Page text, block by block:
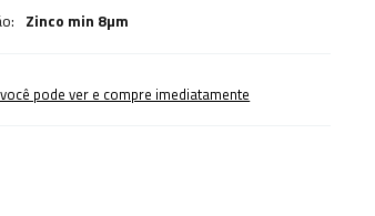
Zinco min 8µm
pode ver e compre imediatamente